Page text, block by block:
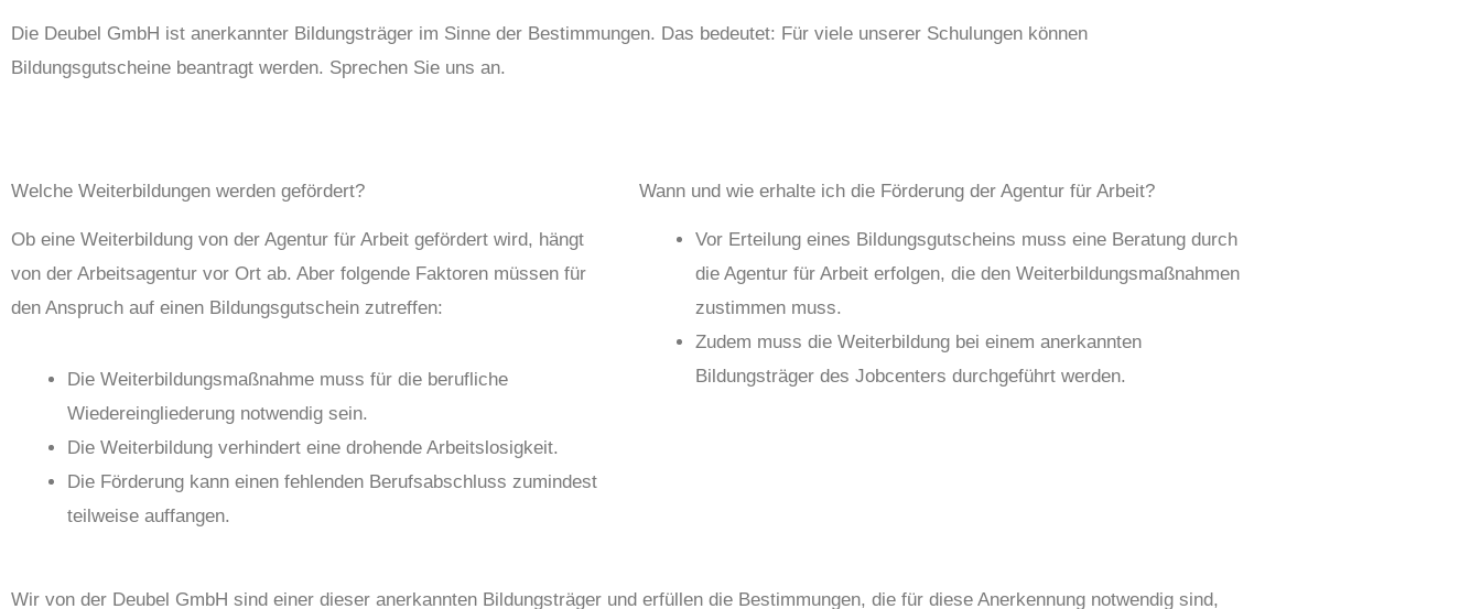
Die Deubel GmbH ist anerkannter Bildungsträger im Sinne der Bestimmungen. Das bedeutet: Für viele unserer Schulungen können
Bildungsgutscheine beantragt werden. Sprechen Sie uns an.
Welche Weiterbildungen werden gefördert?
Ob eine Weiterbildung von der Agentur für Arbeit gefördert wird, hängt
von der Arbeitsagentur vor Ort ab. Aber folgende Faktoren müssen für
den Anspruch auf einen Bildungsgutschein zutreffen:
Die Weiterbildungsmaßnahme muss für die berufliche
Wiedereingliederung notwendig sein.
Die Weiterbildung verhindert eine drohende Arbeitslosigkeit.
Die Förderung kann einen fehlenden Berufsabschluss zumindest
teilweise auffangen.
Wann und wie erhalte ich die Förderung der Agentur für Arbeit?
Vor Erteilung eines Bildungsgutscheins muss eine Beratung durch
die Agentur für Arbeit erfolgen, die den Weiterbildungsmaßnahmen
zustimmen muss.
Zudem muss die Weiterbildung bei einem anerkannten
Bildungsträger des Jobcenters durchgeführt werden.
Wir von der Deubel GmbH sind einer dieser anerkannten Bildungsträger und erfüllen die Bestimmungen, die für diese Anerkennung notwendig sind,